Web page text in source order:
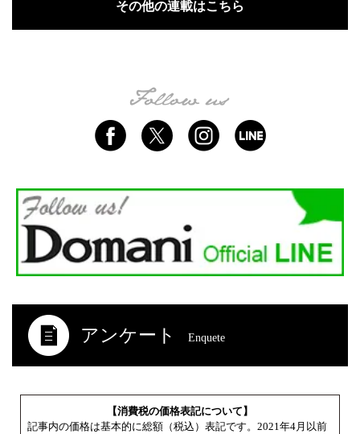
その他の連載はこちら
アンケート Enquete
【消費税の価格表記について】
記事内の価格は基本的に総額（税込）表記です。2021年4月以前